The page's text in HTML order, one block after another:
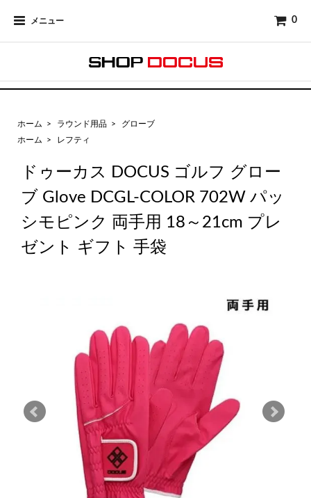
メニュー 0
ホーム > ラウンド用品 >
グローブ
ホーム
> レフティ
ドゥーカス DOCUS ゴルフ グロー
ブ Glove DCGL-COLOR 702W パッ
シモピンク 両手用 18～21cm プレ
ゼント ギフト 手袋